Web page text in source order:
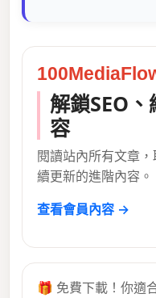
解鎖SEO
容
閱讀站內所有文章
續更新的進階內容。
查看會員內容 →
🎁 免費下載！你適